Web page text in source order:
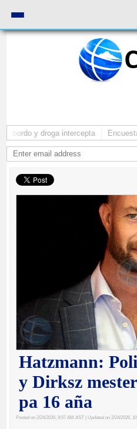
y droga intercepta
Hatzmann:
y Dirksz
pa 16 aña
Posted on 2/24/2026, 9:57 AM AST | Updated on 2/24/2026,